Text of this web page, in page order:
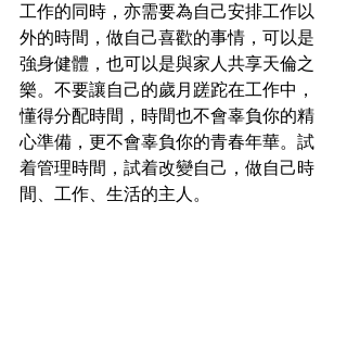
工作的同時，亦需要為自己安排工作以
外的時間，做自己喜歡的事情，可以是
強身健體，也可以是與家人共享天倫之
樂。不要讓自己的歲月蹉跎在工作中，
懂得分配時間，時間也不會辜負你的精
心準備，更不會辜負你的青春年華。試
着管理時間，試着改變自己，做自己時
間、工作、生活的主人。